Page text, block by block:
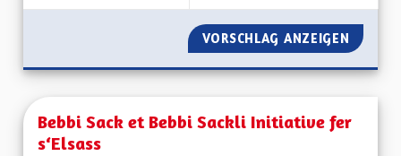
VORSCHLAG ANZEIGEN
Bebbi Sack et Bebbi Sackli Initiative fer
s‘Elsass